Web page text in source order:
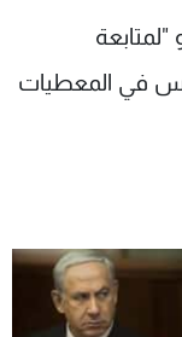
في المعطيات